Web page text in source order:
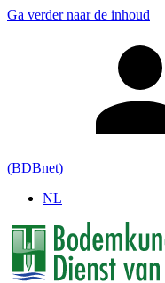
Ga verder naar de inhoud
(BDBnet)
NL